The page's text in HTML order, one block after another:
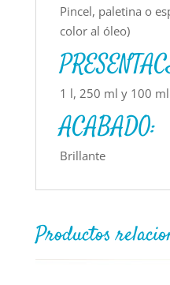
Pincel, paletina o
color al óleo)
1 l, 250 ml y 100
ACABADO:
Brillante
Productos